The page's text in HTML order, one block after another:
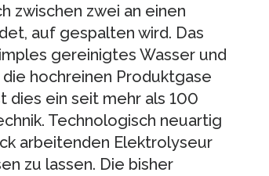
zwischen zwei an einen
auf gespalten wird. Das
gereinigtes Wasser und
hochreinen Produktgase
dies ein seit mehr als 100
Technologisch neuartig
arbeitenden Elektrolyseur
zu lassen. Die bisher